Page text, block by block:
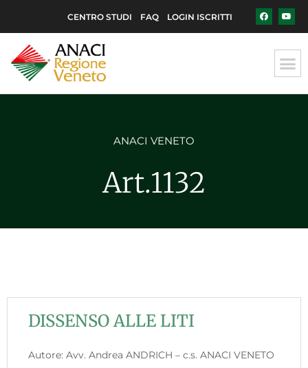
CENTRO STUDI FAQ LOGIN ISCRITTI
ANACI VENETO
Art.1132
DISSENSO ALLE LITI
Autore: Avv. Andrea ANDRICH – c.s. ANACI VENETO